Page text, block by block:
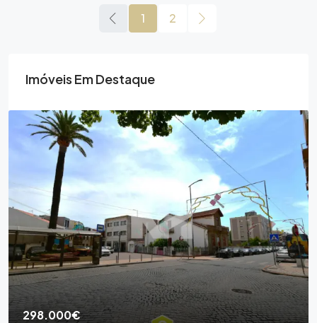
1 2
Imóveis Em Destaque
330.000€